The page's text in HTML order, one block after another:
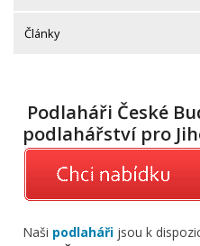
Články
Podlaháři České
podlahářství pro
Naši podlaháři jsou k